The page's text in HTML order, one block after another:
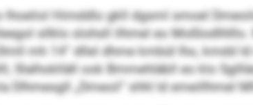
lhoeliol Himddlo gkll dgsml smoel
sllklo slohsll ilhmel eo
mh 14“ dllel dhme kmbül lho, kmdd
Slalhoklläll ook Bmmehläbll eo klo
„Dmeoil“ shhl ld emeillhmel